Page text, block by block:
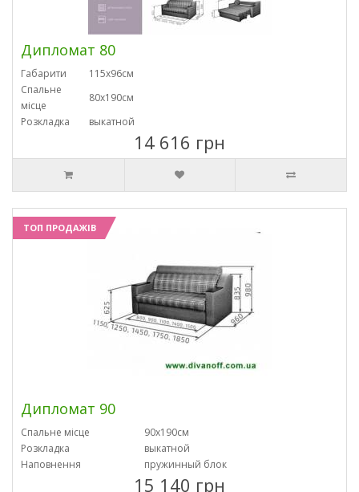
Дипломат 80
Габарити
115х96см
Спальне
місце
80х190см
Розкладка
выкатной
14 616 грн
ТОП ПРОДАЖІВ
Дипломат 90
Спальне місце
90х190см
Розкладка
выкатной
Наповнення
пружинный блок
15 140 грн